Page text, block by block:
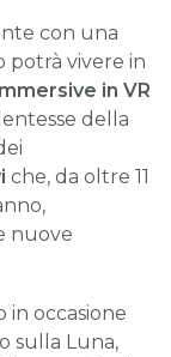
con una
potrà vivere in
in VR
della
che, da oltre 11
nuove
in occasione
sulla Luna,